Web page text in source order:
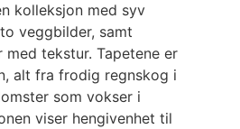
kolleksjon med syv
veggbilder, samt
tekstur. Tapetene er
alt fra frodig regnskog i
som vokser i
viser hengivenhet til